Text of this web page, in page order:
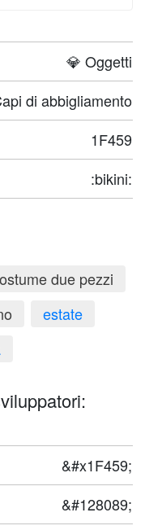
💎 Oggetti
di abbigliamento
1F459
:bikini:
due pezzi
estate
&#x1F459;
&#128089;